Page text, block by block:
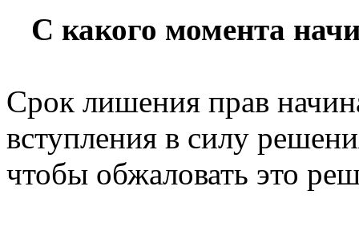
С какого момента
Срок лишения прав
вступления в силу
чтобы обжаловать это